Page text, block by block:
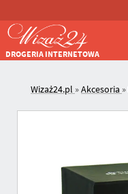
DROGERIA INTERNETOWA
Wizaż24.pl »Akcesoria »